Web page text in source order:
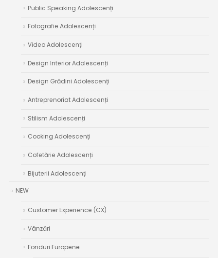
Public Speaking Adolescenți
Fotografie Adolescenți
Video Adolescenți
Design Interior Adolescenți
Design Grădini Adolescenți
Antreprenoriat Adolescenți
Stilism Adolescenți
Cooking Adolescenți
Cofetărie Adolescenți
Bijuterii Adolescenți
NEW
Customer Experience (CX)
Vânzări
Fonduri Europene